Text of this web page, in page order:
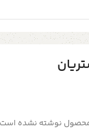
نوشته نشده